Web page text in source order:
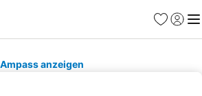
Favoriten
anzeigen